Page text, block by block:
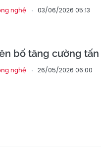
nghệ 03/06/2026 05:13
bố tăng cường
nghệ 26/05/2026 06:00